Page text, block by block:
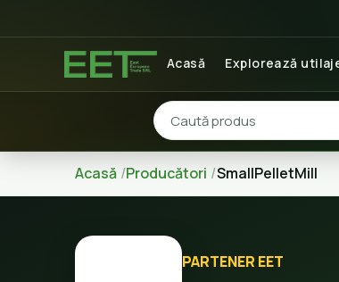
Acasă Explorează
Acasă Producători SmallPelletMill
PARTENER EET